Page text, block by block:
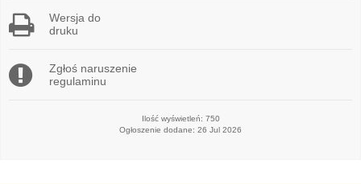
Wersja do
druku
Zgłoś naruszenie
regulaminu
Ilość wyświetleń: 750
Ogłoszenie dodane: 26 Jul 2026